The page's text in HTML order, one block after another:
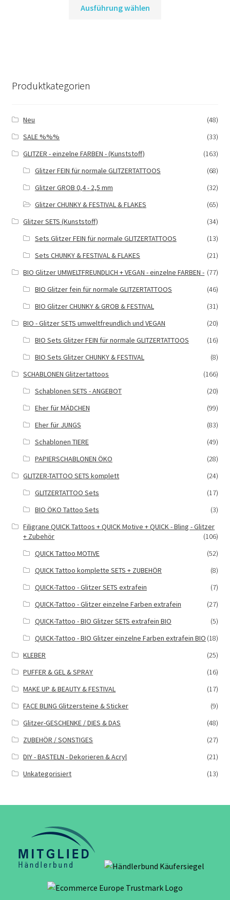
Ausführung wählen
Produktkategorien
Neu
(48)
SALE %%%
(33)
GLITZER - einzelne FARBEN - (Kunststoff)
(163)
Glitzer FEIN für normale GLITZERTATTOOS
(68)
Glitzer GROB 0,4 - 2,5 mm
(32)
Glitzer CHUNKY & FESTIVAL & FLAKES
(65)
Glitzer SETS (Kunststoff)
(34)
Sets Glitzer FEIN für normale GLITZERTATTOOS
(13)
Sets CHUNKY & FESTIVAL & FLAKES
(21)
BIO Glitzer UMWELTFREUNDLICH + VEGAN - einzelne FARBEN - (77)
BIO Glitzer fein für normale GLITZERTATTOOS
(46)
BIO Glitzer CHUNKY & GROB & FESTIVAL
(31)
BIO - Glitzer SETS umweltfreundlich und VEGAN
(20)
BIO Sets Glitzer FEIN für normale GLITZERTATTOOS
(16)
BIO Sets Glitzer CHUNKY & FESTIVAL
(8)
SCHABLONEN Glitzertattoos
(166)
Schablonen SETS - ANGEBOT
(20)
Eher für MÄDCHEN
(99)
Eher für JUNGS
(83)
Schablonen TIERE
(49)
PAPIERSCHABLONEN ÖKO
(28)
GLITZER-TATTOO SETS komplett
(24)
GLITZERTATTOO Sets
(17)
BIO ÖKO Tattoo Sets
(3)
Filigrane QUICK Tattoos + QUICK Motive + QUICK - Bling - Glitzer
+ Zubehör
(106)
QUICK Tattoo MOTIVE
(52)
QUICK Tattoo komplette SETS + ZUBEHÖR
(8)
QUICK-Tattoo - Glitzer SETS extrafein
(7)
QUICK-Tattoo - Glitzer einzelne Farben extrafein
(27)
QUICK-Tattoo - BIO Glitzer SETS extrafein BIO
(5)
QUICK-Tattoo - BIO Glitzer einzelne Farben extrafein BIO (18)
KLEBER
(25)
PUFFER & GEL & SPRAY
(16)
MAKE UP & BEAUTY & FESTIVAL
(17)
FACE BLING Glitzersteine & Sticker
(9)
Glitzer-GESCHENKE / DIES & DAS
(48)
ZUBEHÖR / SONSTIGES
(27)
DIY - BASTELN - Dekorieren & Acryl
(21)
Unkategorisiert
(13)